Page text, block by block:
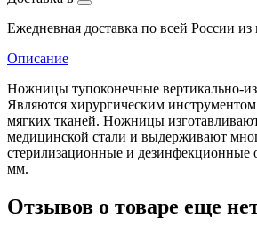
Ежедневная доставка по всей России из
Описание
Ножницы тупоконечные вертикально-
Являются хирургическим инструментом
мягких тканей. Ножницы
медицинской стали и выдерживают
стерилизационные и дезинфекционные
мм.
Отзывов о товаре еще